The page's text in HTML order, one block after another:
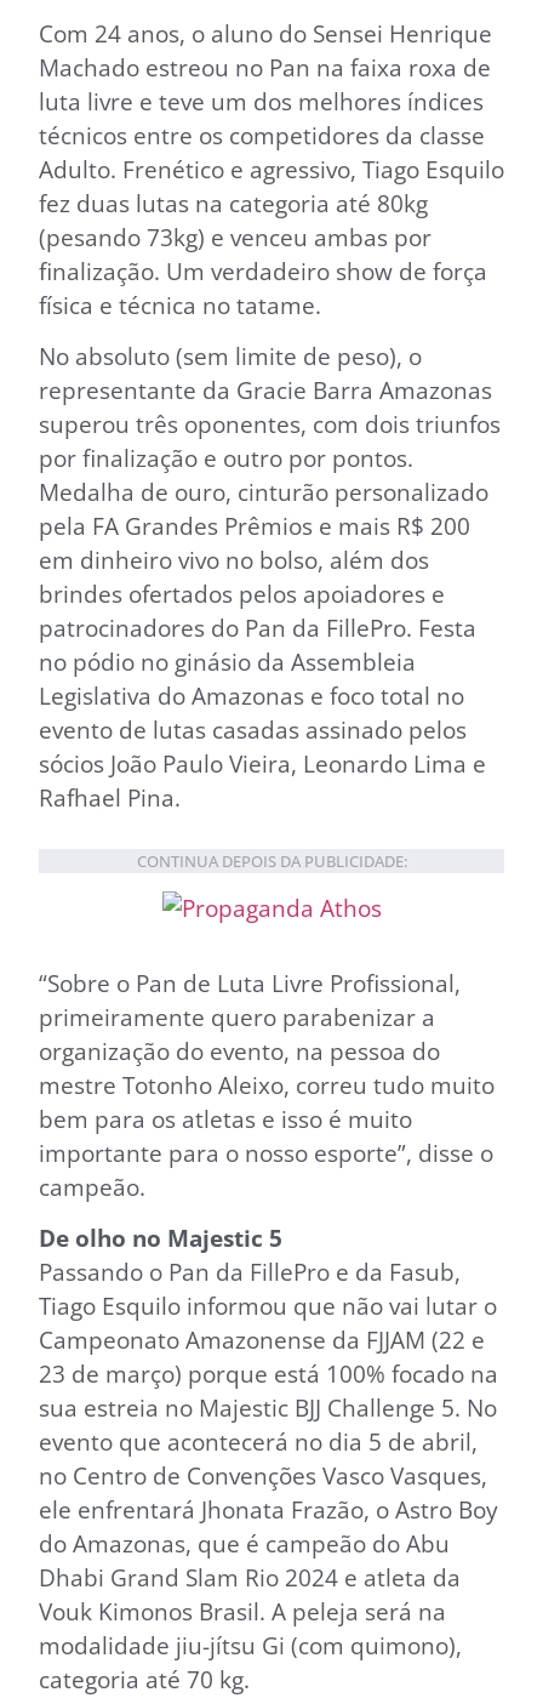
Com 24 anos, o aluno do Sensei Henrique
Machado estreou no Pan na faixa roxa de
luta livre e teve um dos melhores índices
técnicos entre os competidores da classe
Adulto. Frenético e agressivo, Tiago Esquilo
fez duas lutas na categoria até 80kg
(pesando 73kg) e venceu ambas por
finalização. Um verdadeiro show de força
física e técnica no tatame.
No absoluto (sem limite de peso), o
representante da Gracie Barra Amazonas
superou três oponentes, com dois triunfos
por finalização e outro por pontos.
Medalha de ouro, cinturão personalizado
pela FA Grandes Prêmios e mais R$ 200
em dinheiro vivo no bolso, além dos
brindes ofertados pelos apoiadores e
patrocinadores do Pan da FillePro. Festa
no pódio no ginásio da Assembleia
Legislativa do Amazonas e foco total no
evento de lutas casadas assinado pelos
sócios João Paulo Vieira, Leonardo Lima e
Rafhael Pina.
CONTINUA DEPOIS DA PUBLICIDADE:
“Sobre o Pan de Luta Livre Profissional,
primeiramente quero parabenizar a
organização do evento, na pessoa do
mestre Totonho Aleixo, correu tudo muito
bem para os atletas e isso é muito
importante para o nosso esporte”, disse o
campeão.
De olho no Majestic 5
Passando o Pan da FillePro e da Fasub,
Tiago Esquilo informou que não vai lutar o
Campeonato Amazonense da FJJAM (22 e
23 de março) porque está 100% focado na
sua estreia no Majestic BJJ Challenge 5. No
evento que acontecerá no dia 5 de abril,
no Centro de Convenções Vasco Vasques,
ele enfrentará Jhonata Frazão, o Astro Boy
do Amazonas, que é campeão do Abu
Dhabi Grand Slam Rio 2024 e atleta da
Vouk Kimonos Brasil. A peleja será na
modalidade jiu-jítsu Gi (com quimono),
categoria até 70 kg.